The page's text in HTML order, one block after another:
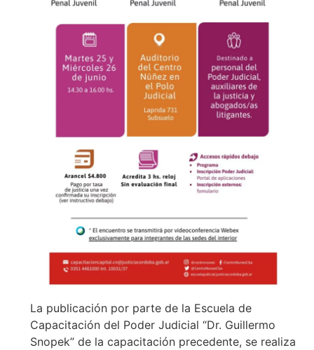
La publicación por parte de la Escuela de
Capacitación del Poder Judicial “Dr. Guillermo
Snopek” de la capacitación precedente, se realiza